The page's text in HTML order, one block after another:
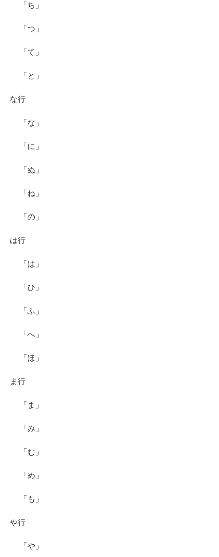
「ち」
「つ」
「て」
「と」
な行
「な」
「に」
「ぬ」
「ね」
「の」
は行
「は」
「ひ」
「ふ」
「へ」
「ほ」
ま行
「ま」
「み」
「む」
「め」
「も」
や行
「や」